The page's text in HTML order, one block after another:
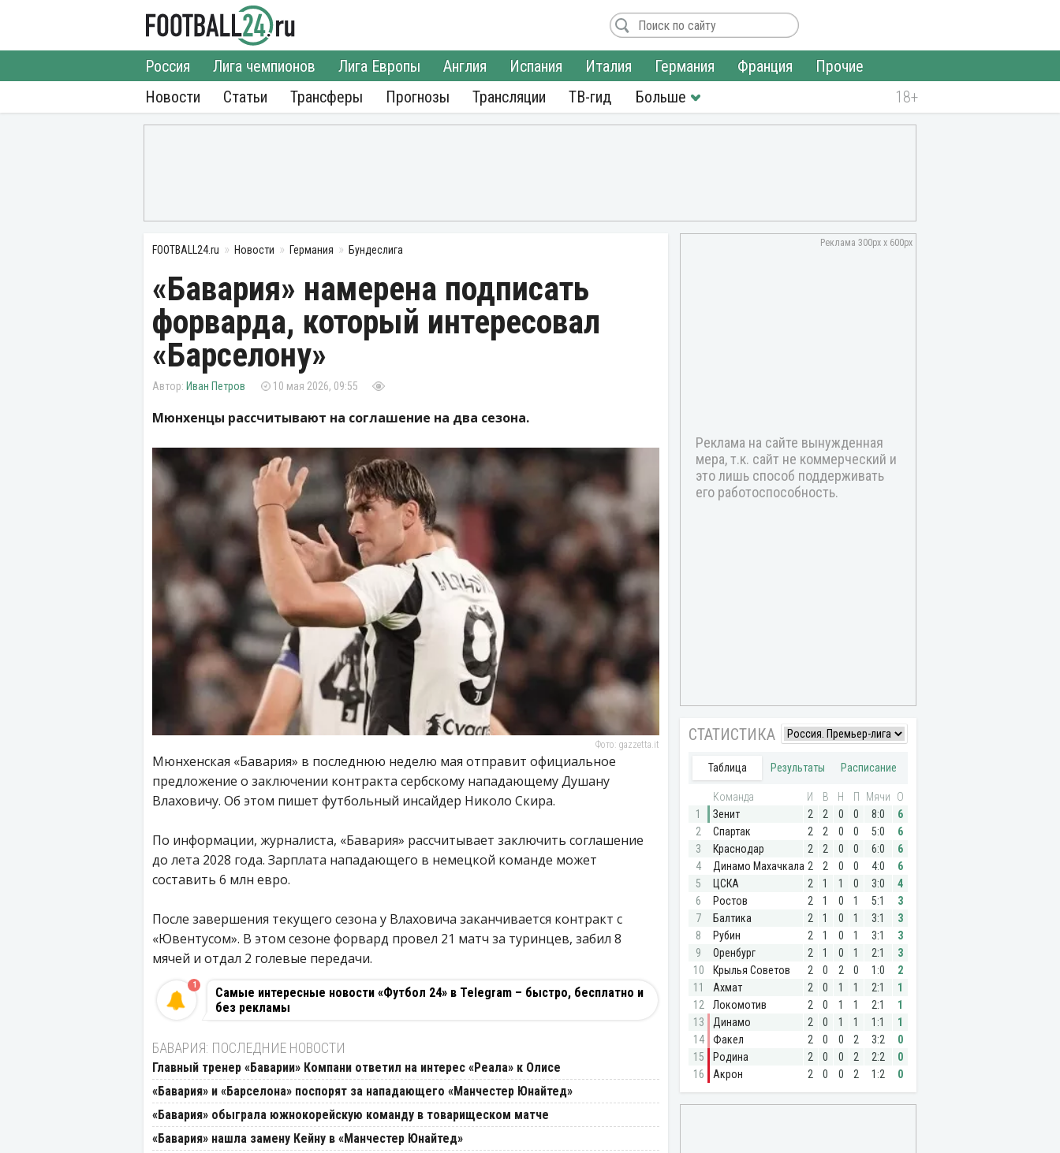
Новости
Россия Лига чемпионов Лига Европы Англия Испания Италия Германия Франция
Прочие
Статьи
Трансферы Прогнозы Трансляции ТВ-гид
FOOTBALL24.ru Новости Германия Бундеслига
«Бавария» намерена подписать
форварда, который интересовал
«Барселону»
Иван Петров 10 мая 2026, 09:55
Мюнхенцы рассчитывают на соглашение на два сезона.
Фото: gazzetta.it
Мюнхенская «Бавария» в последнюю неделю мая отправит официальное
предложение о заключении контракта сербскому нападающему Душану
Влаховичу. Об этом пишет футбольный инсайдер Николо Скира.
По информации, журналиста, «Бавария» рассчитывает заключить соглашение
до лета 2028 года. Зарплата нападающего в немецкой команде может
составить 6 млн евро.
После завершения текущего сезона у Влаховича заканчивается контракт с
«Ювентусом». В этом сезоне форвард провел 21 матч за туринцев, забил 8
мячей и отдал 2 голевые передачи.
Самые интересные новости «Футбол 24» в Telegram – быстро, бесплатно и
без рекламы
1
БАВАРИЯ: ПОСЛЕДНИЕ НОВОСТИ
Главный тренер «Баварии» Компани ответил на интерес «Реала» к Олисе
«Бавария» и «Барселона» поспорят за нападающего «Манчестер Юнайтед»
«Бавария» обыграла южнокорейскую команду в товарищеском матче
«Бавария» нашла замену Кейну в «Манчестер Юнайтед»